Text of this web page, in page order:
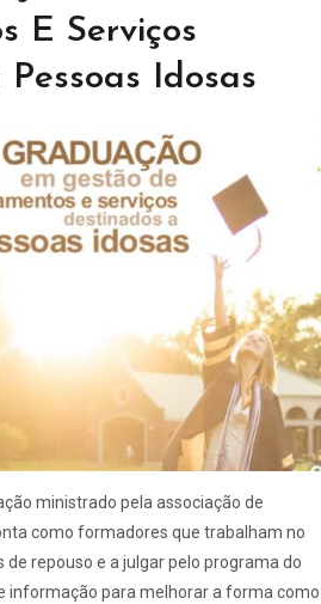
E Serviços
Idosas
ministrado pela associação de
como formadores que trabalham no
de repouso e a julgar pelo programa do
informação para melhorar a forma como